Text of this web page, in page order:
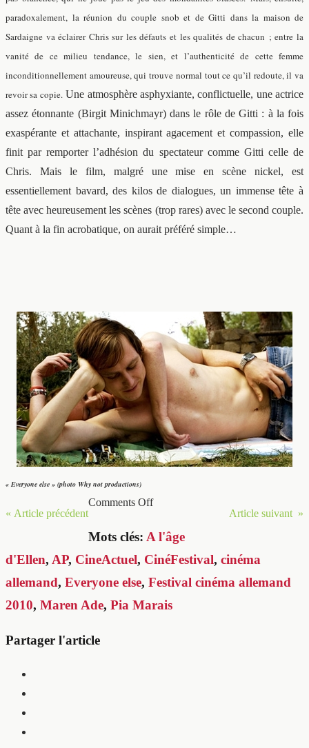
paradoxalement, la réunion du couple snob et de Gitti dans la maison de
Sardaigne va éclairer Chris sur les défauts et les qualités de chacun ; entre la
vanité de ce milieu tendance, le sien, et l’authenticité de cette femme
inconditionnellement amoureuse, qui trouve normal tout ce qu’il redoute, il va
revoir sa copie.Une atmosphère asphyxiante, conflictuelle, une actrice
assez étonnante (Birgit Minichmayr) dans le rôle de Gitti : à la fois
exaspérante et attachante, inspirant agacement et compassion, elle
finit par remporter l’adhésion du spectateur comme Gitti celle de
Chris. Mais le film, malgré une mise en scène nickel, est
essentiellement bavard, des kilos de dialogues, un immense tête à
tête avec heureusement les scènes (trop rares) avec le second couple.
Quant à la fin acrobatique, on aurait préféré simple…
« Everyone else » (photo Why not productions)
« Article précédent Article suivant »
Comments Off
Mots clés: A l'âge
d'Ellen, AP, CineActuel, CinéFestival, cinéma
allemand, Everyone else, Festival cinéma allemand
2010, Maren Ade, Pia Marais
Partager l'article